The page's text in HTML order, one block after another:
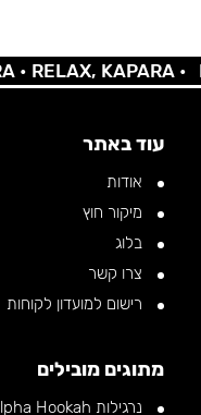
RELAX, KAPARA •
עוד באתר
אודות
מיקור חוץ
בלוג
צרו קשר
רישום למועדון לקוחות
מתוגים מובילים
נרגילות Alpha Hookah